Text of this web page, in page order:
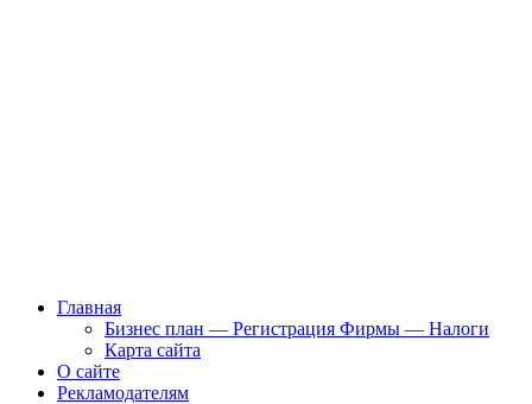
Главная
Бизнес план — Регистрация Фирмы — Налоги
Карта сайта
О сайте
Рекламодателям